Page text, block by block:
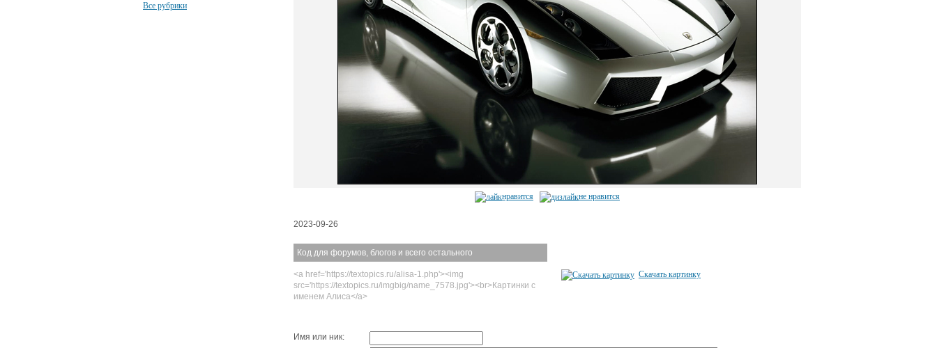
Все рубрики
нравится не нравится
2023-09-26
Код для форумов, блогов и всего остального
<a href='https://textopics.ru/alisa-1.php'><img
src='https://textopics.ru/imgbig/name_7578.jpg'><br>Картинки с
именем Алиса</a>
Скачать картинку
Имя или ник: